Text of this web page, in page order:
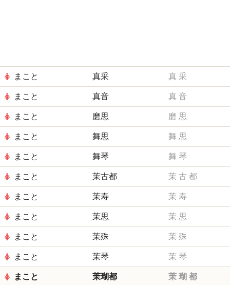
まこと 真采 真 采
まこと 真音 真 音
まこと 磨思 磨 思
まこと 舞思 舞 思
まこと 舞琴 舞 琴
まこと 茉古都 茉 古 都
まこと 茉寿 茉 寿
まこと 茉思 茉 思
まこと 茉殊 茉 殊
まこと 茉琴 茉 琴
まこと 茉瑚都 茉 瑚 都